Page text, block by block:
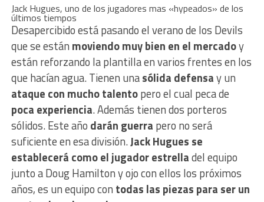
Jack Hugues, uno de los jugadores mas «hypeados» de los
últimos tiempos
Desapercibido está pasando el verano de los Devils
que se están moviendo muy bien en el mercadoy
están reforzando la plantilla en varios frentes en los
que hacían agua. Tienen unasólida defensay un
ataque con mucho talentopero el cual peca de
poca experiencia. Además tienen dos porteros
sólidos. Este año darán guerra pero no será
suficiente en esa división.Jack Hugues se
establecerá como el jugador estrelladel equipo
junto a Doug Hamilton y ojo con ellos los próximos
años, es un equipo con todas las piezas para ser un